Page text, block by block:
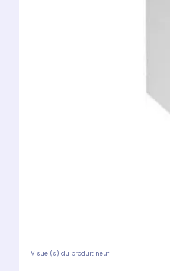
Visuel(s) du produit neuf